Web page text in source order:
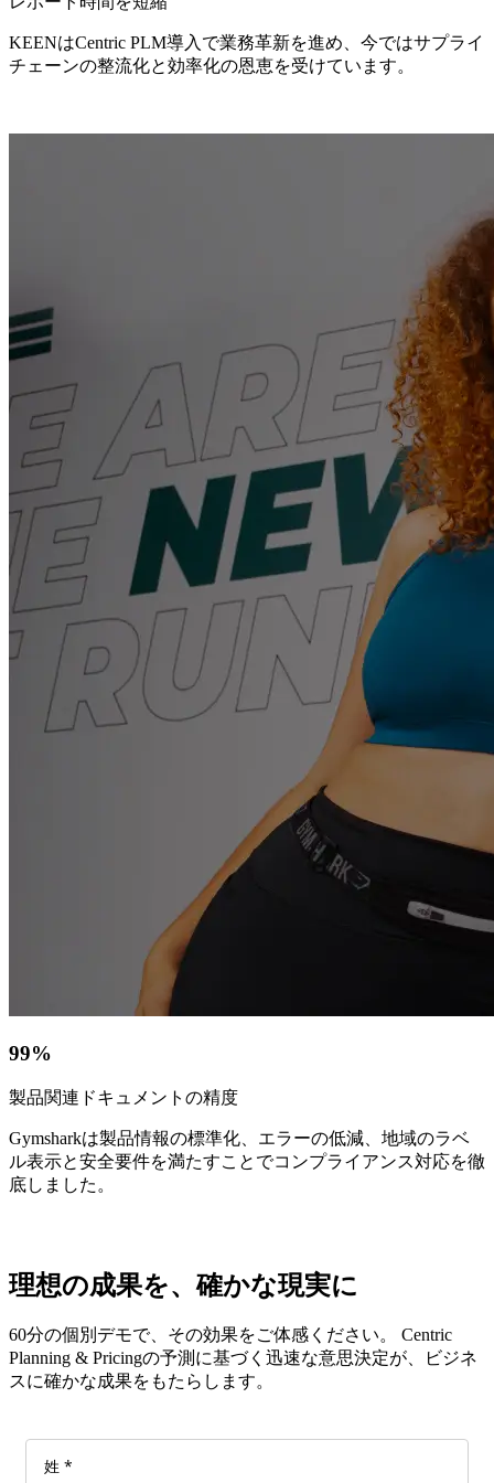
KEENはCentric PLM導入で業務革新を進め、今ではサプライ
チェーンの整流化と効率化の恩恵を受けています。
99%
製品関連ドキュメントの精度
Gymsharkは製品情報の標準化、エラーの低減、地域のラベ
ル表示と安全要件を満たすことでコンプライアンス対応を徹
底しました。
理想の成果を、確かな現実に
60分の個別デモで、 その効果をご体感ください。
Centric
Planning & Pricingの予測に基づく 迅速な意思決定が、
ビジネ
スに確かな成果を もたらします。